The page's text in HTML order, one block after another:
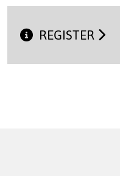
REGISTER